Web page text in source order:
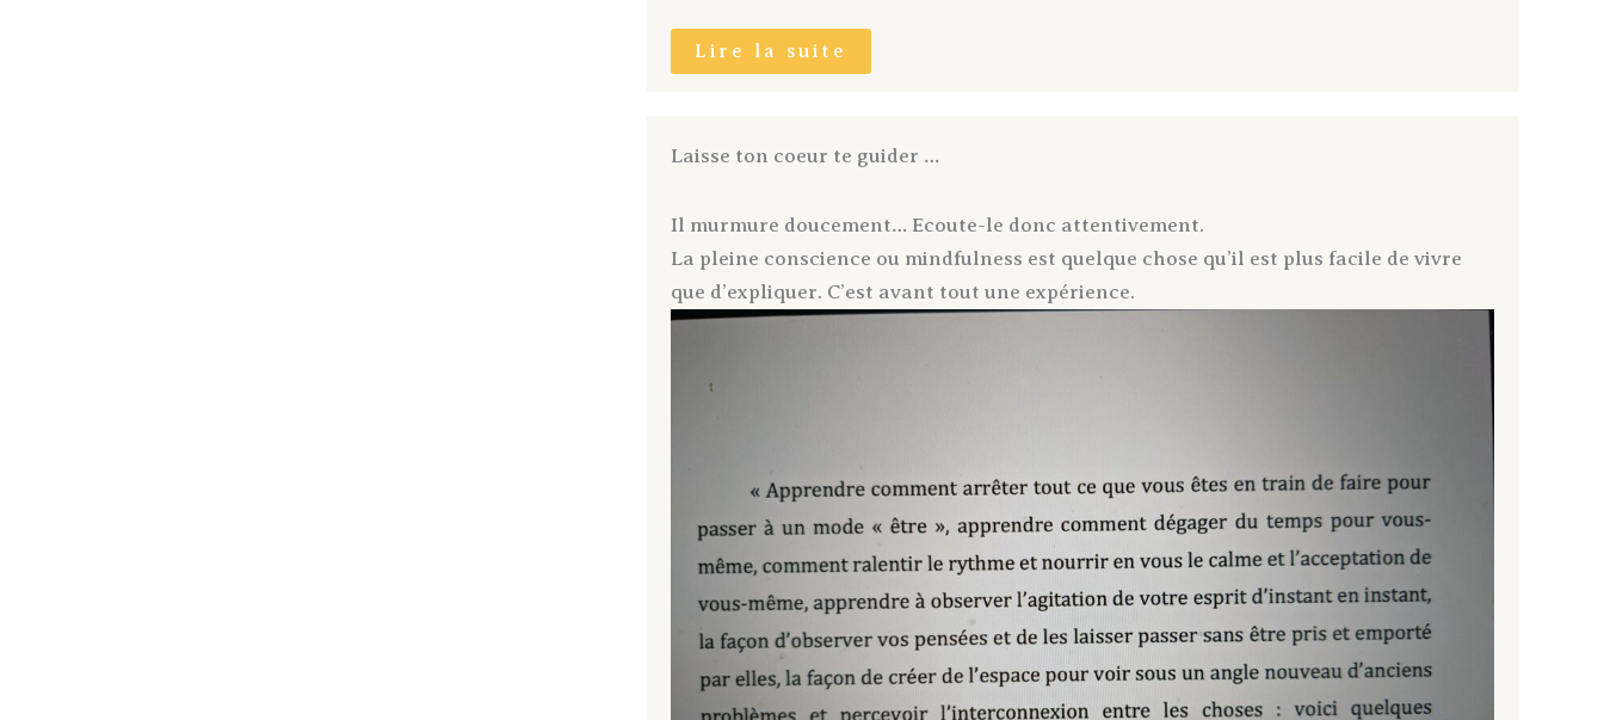
Lire la suite
Laisse ton coeur te guider …
Il murmure doucement… Ecoute-le donc attentivement.
La pleine conscience ou mindfulness est quelque chose qu’il est plus facile de vivre
que d’expliquer. C’est avant tout une expérience.